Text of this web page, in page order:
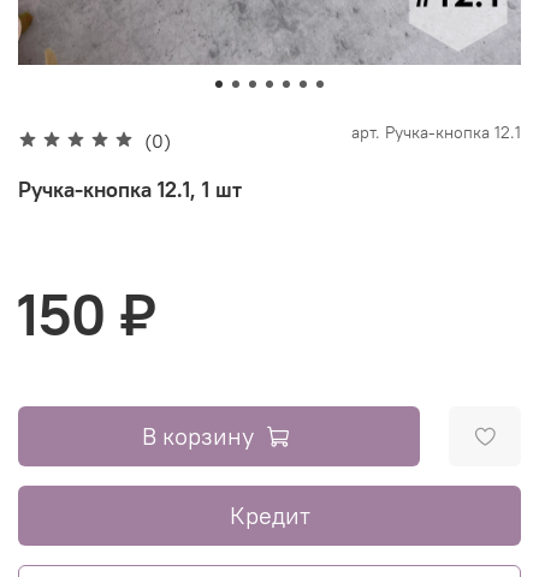
(0) арт. Ручка-кнопка 12.1
Ручка-кнопка 12.1, 1 шт
150 ₽
В корзину
Кредит